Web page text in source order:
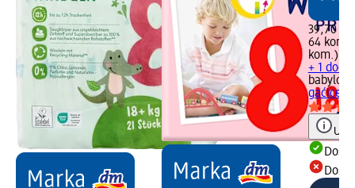
39,70
64 kom.
kom.)
+ 1
babylove
gaćice